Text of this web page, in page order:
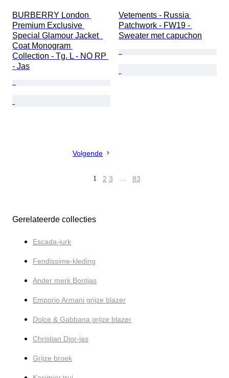
BURBERRY London
Premium Exclusive
Special Glamour Jacket
Coat Monogram
Collection - Tg. L - NO RP
- Jas
Vetements - Russia
Patchwork - FW19 -
Sweater met capuchon
Volgende
1 2 3 … 83
Gerelateerde collecties
Escada-jurk
Fendissime-kleding
Ander merk Bontjas
Emporio Armani grijze blazer
Dolce & Gabbana grijze blazer
Christian Dior-jas
Grijze broek